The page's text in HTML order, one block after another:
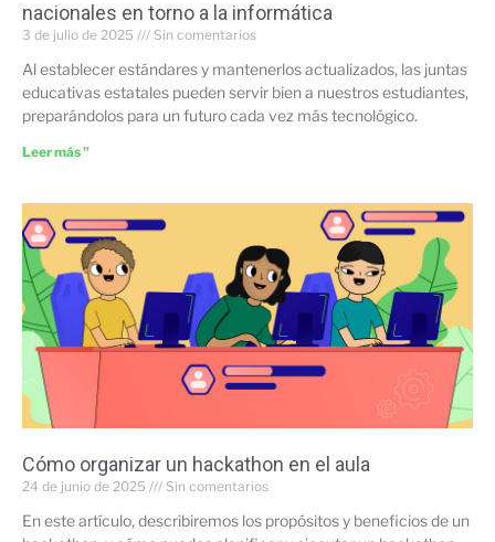
nacionales en torno a la informática
3 de julio de 2025 Sin comentarios
Al establecer estándares y mantenerlos actualizados, las juntas
educativas estatales pueden servir bien a nuestros estudiantes,
preparándolos para un futuro cada vez más tecnológico.
Leer más "
Cómo organizar un hackathon en el aula
24 de junio de 2025 Sin comentarios
En este artículo, describiremos los propósitos y beneficios de un